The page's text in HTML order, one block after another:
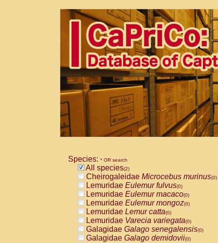
Species: * OR search
All species(2)
Cheirogaleidae Microcebus murinus(0)
Lemuridae Eulemur fulvus(0)
Lemuridae Eulemur macaco(0)
Lemuridae Eulemur mongoz(0)
Lemuridae Lemur catta(0)
Lemuridae Varecia variegata(0)
Galagidae Galago senegalensis(0)
Galagidae Galago demidovii(0)